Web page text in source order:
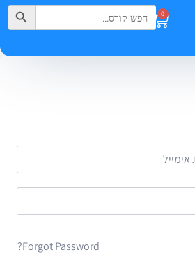
0
Search
for:
Search Button
Forgot Password?